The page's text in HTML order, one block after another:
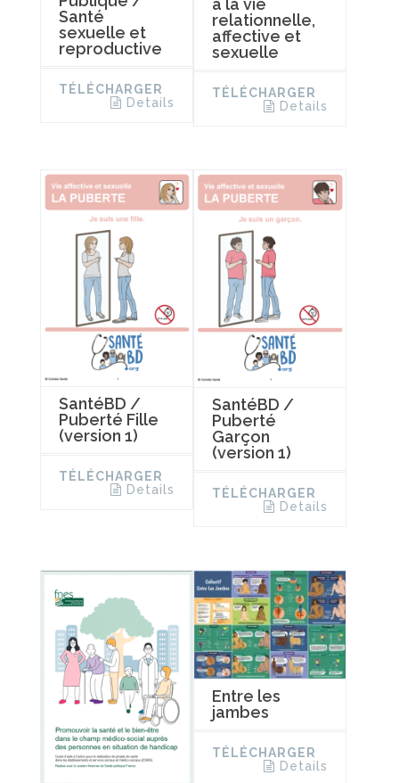
Santé
sexuelle et
reproductive
TÉLÉCHARGER
Details
à la vie
relationnelle,
affective et
sexuelle
TÉLÉCHARGER
Details
SantéBD /
Puberté Fille
(version 1)
TÉLÉCHARGER
Details
SantéBD /
Puberté
Garçon
(version 1)
TÉLÉCHARGER
Details
Entre les
jambes
TÉLÉCHARGER
Details